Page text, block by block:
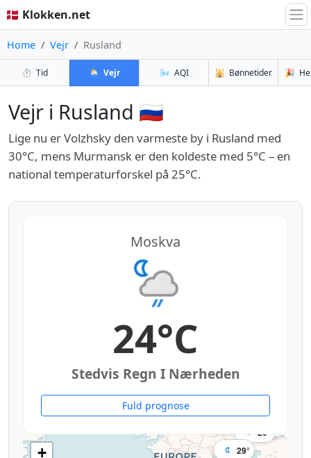
🇩🇰 Klokken.net
Home Vejr Rusland
⏱️ Tid 🌦️ Vejr 🌬️ AQI 🕌 Bønnetider 🎉
Vejr i Rusland 🇷🇺
Lige nu er Volzhsky den varmeste by i Rusland med
30°C, mens Murmansk er den koldeste med 5°C – en
national temperaturforskel på 25°C.
Moskva
24°C
Stedvis Regn I Nærheden
Fuld prognose
20°
29°
+